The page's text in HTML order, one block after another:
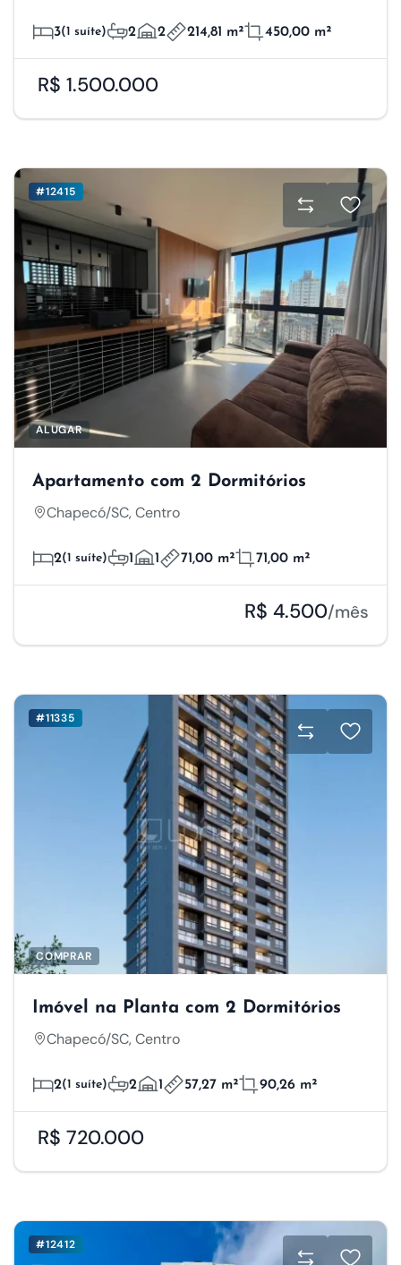
3(1 suíte) 2 2 214,81 m² 450,00 m²
R$ 1.500.000
#12415
ALUGAR
Apartamento com 2 Dormitórios
Chapecó/SC, Centro
2(1 suíte) 1 1 71,00 m² 71,00 m²
R$ 4.500/mês
#11335
COMPRAR
Imóvel na Planta com 2 Dormitórios
Chapecó/SC, Centro
2(1 suíte) 2 1 57,27 m² 90,26 m²
R$ 720.000
#12412